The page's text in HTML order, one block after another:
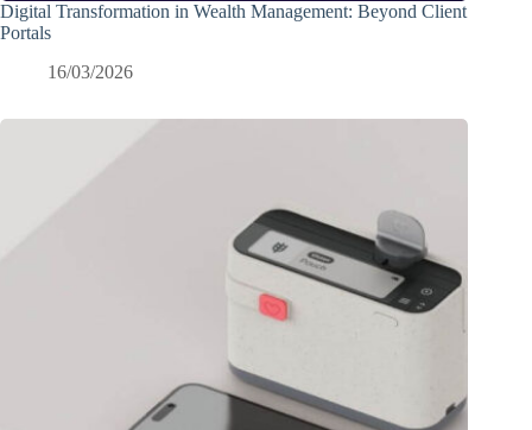
Digital Transformation in Wealth Management: Beyond Client
Portals
16/03/2026